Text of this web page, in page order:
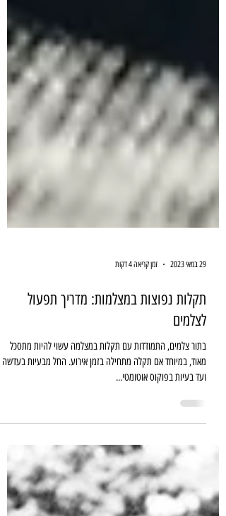
29 במאי 2023 זמן קריאה 4 דקות
תקלות נפוצות במצלמות: מדריך תפעול
לצלמים
בתור צלמים, התמודדות עם תקלות במצלמה עשוי להיות מתסכל
ועד בעיות בפוקוס אוטומטי...